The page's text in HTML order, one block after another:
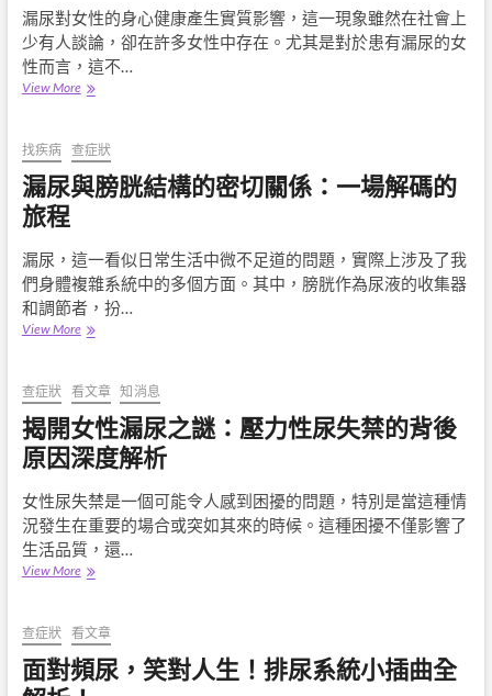
方
法
瞭
解
細
菌
性
道
炎
漏尿對女性的身心健康產生實質影響，這一現象雖然在社會上
少有人談論，卻在許多女性中存在。尤其是對於患有漏尿的女
性而言，這不…
View More擺
尬！
女
性
善，
讓
你
重
新
受
生
活
找疾病 查症狀
漏尿與膀胱結構的密切關係：一場解碼的
旅程
漏尿，這一看似日常生活中微不足道的問題，實際上涉及了我
們身體複雜系統中的多個方面。其中，膀胱作為尿液的收集器
和調節者，扮…
View More漏
膀
胱
結
構
的
切
關
係：
一
場
碼
的
旅
程
查症狀 看文章 知消息
揭開女性漏尿之謎：壓力性尿失禁的背後
原因深度解析
女性尿失禁是一個可能令人感到困擾的問題，特別是當這種情
況發生在重要的場合或突如其來的時候。這種困擾不僅影響了
生活品質，還…
View More揭
性
漏
尿
之
查症狀 看文章
面對頻尿，笑對人生！排尿系統小插曲全